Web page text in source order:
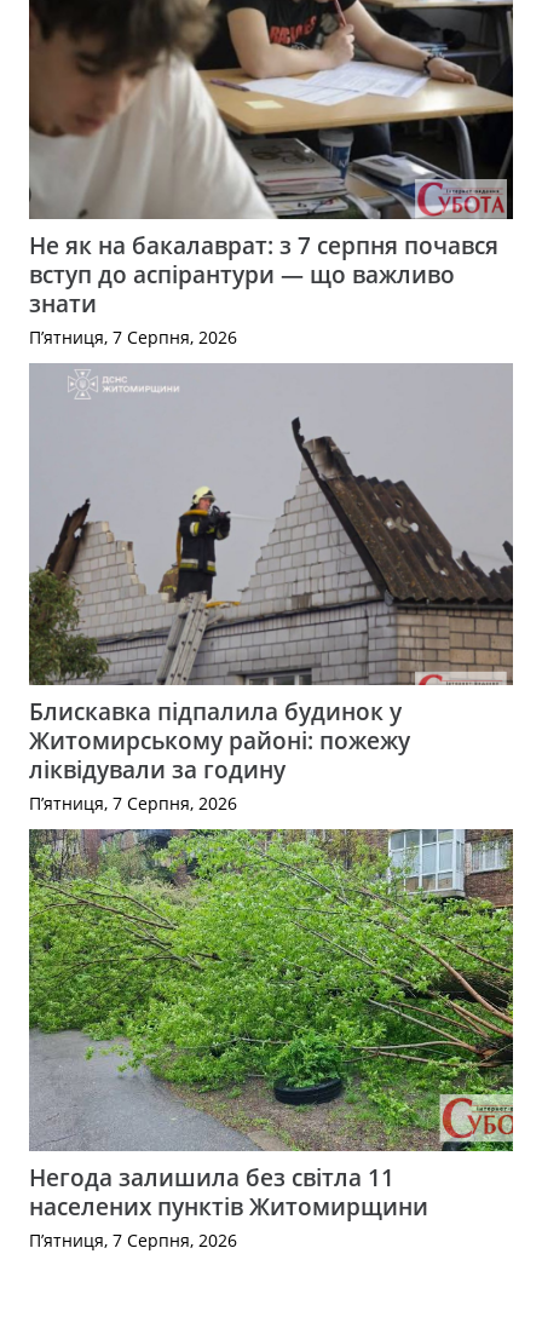
Не як на бакалаврат: з 7 серпня почався
вступ до аспірантури — що важливо
знати
П’ятниця, 7 Серпня, 2026
Блискавка підпалила будинок у
Житомирському районі: пожежу
ліквідували за годину
П’ятниця, 7 Серпня, 2026
Негода залишила без світла 11
населених пунктів Житомирщини
П’ятниця, 7 Серпня, 2026